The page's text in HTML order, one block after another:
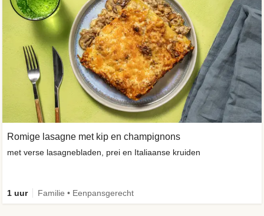
Romige lasagne met kip en champignons
met verse lasagnebladen, prei en Italiaanse kruiden
1 uur Familie • Eenpansgerecht